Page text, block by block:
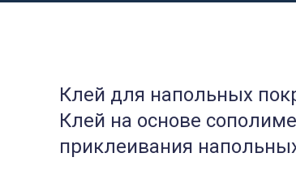
Клей для напольных
Клей на основе
приклеивания